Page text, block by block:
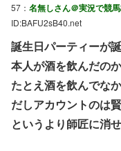
57： 名無しさん＠実況で競
ID:BAFU2sB40.net
誕生日パーティーが
本人が酒を飲んだの
たとえ酒を飲んでな
だしアカウントのは
というより師匠に消